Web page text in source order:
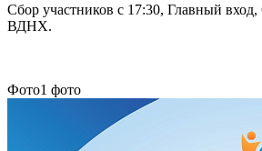
Сбор участников с 17:30, Главный вход,
ВДНХ.
Фото1 фото